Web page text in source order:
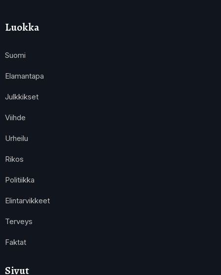
Luokka
Suomi
Elamantapa
Julkkikset
Viihde
Urheilu
Rikos
Politiikka
Elintarvikkeet
Terveys
Faktat
Sivut